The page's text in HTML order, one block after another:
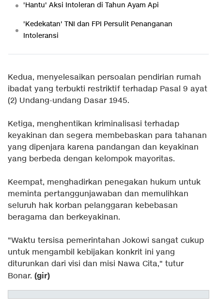
'Hantu' Aksi Intoleran di Tahun Ayam Api
'Kedekatan' TNI dan FPI Persulit Penanganan
Intoleransi
Kedua, menyelesaikan persoalan pendirian rumah
ibadat yang terbukti restriktif terhadap Pasal 9 ayat
(2) Undang-undang Dasar 1945.
Ketiga, menghentikan kriminalisasi terhadap
keyakinan dan segera membebaskan para tahanan
yang dipenjara karena pandangan dan keyakinan
yang berbeda dengan kelompok mayoritas.
Keempat, menghadirkan penegakan hukum untuk
meminta pertanggunjawaban dan memulihkan
seluruh hak korban pelanggaran kebebasan
beragama dan berkeyakinan.
"Waktu tersisa pemerintahan Jokowi sangat cukup
untuk mengambil kebijakan konkrit ini yang
diturunkan dari visi dan misi Nawa Cita," tutur
Bonar. (gir)